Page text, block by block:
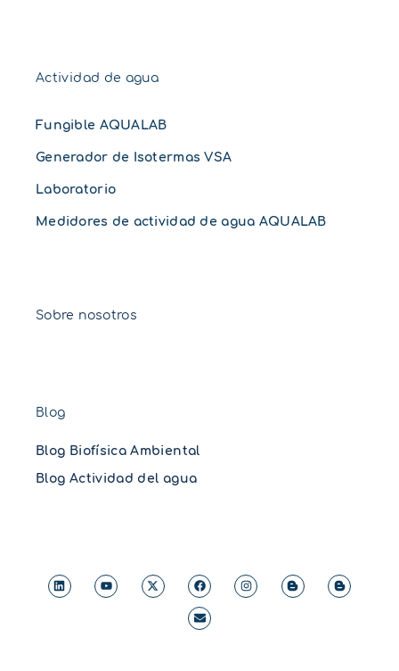
Actividad de agua
Fungible AQUALAB
Generador de Isotermas VSA
Laboratorio
Medidores de actividad de agua AQUALAB
Sobre nosotros
Blog
Blog Biofísica Ambiental
Blog Actividad del agua